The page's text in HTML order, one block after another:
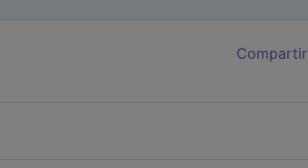
Compartir